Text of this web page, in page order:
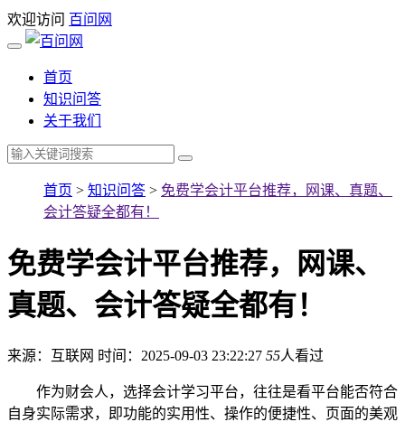
欢迎访问 百问网
首页
知识问答
关于我们
首页 > 知识问答 > 免费学会计平台推荐，网课、真题、
会计答疑全都有！
免费学会计平台推荐，网课、
真题、会计答疑全都有！
来源：互联网 时间：2025-09-03 23:22:27 55人看过
作为财会人，选择会计学习平台，往往是看平台能否符合
自身实际需求，即功能的实用性、操作的便捷性、页面的美观